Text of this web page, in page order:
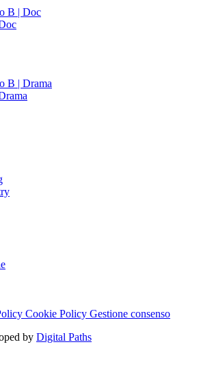
B | Doc
B | Drama
Cookie Policy Gestione consenso
by Digital Paths